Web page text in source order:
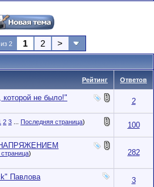
2 1 2 >
Рейтинг Ответов
не было!" 2
2 3 Последняя страница)
100
)
282
Павлова 3